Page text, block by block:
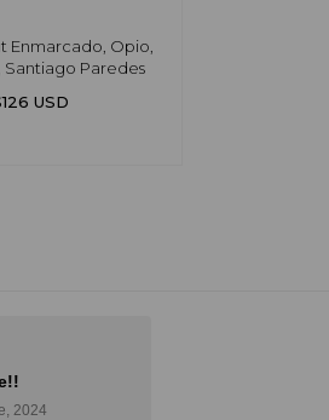
Enmarcado, Opio,
Santiago Paredes
USD
2024